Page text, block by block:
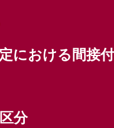
における間接
分